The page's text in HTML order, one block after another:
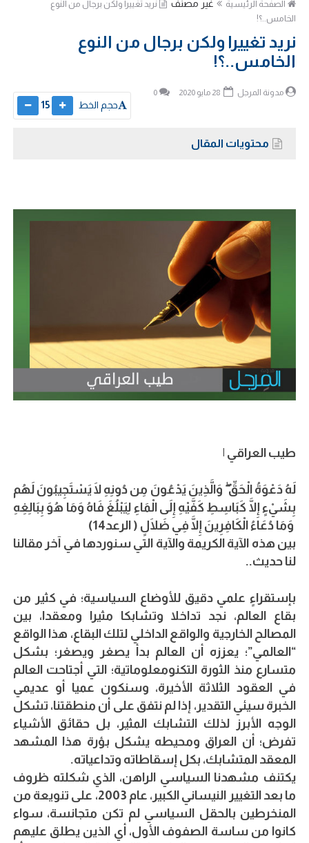
الصفحة الرئيسية غير مصنف
نريد تغييرا ولكن برجال من النوع
الخامس..؟!
نريد تغييرا ولكن برجال من النوع
الخامس..؟!
مدونة المرجل 0
حجم الخط 15
محتويات المقال
طيب العراقي |
لَهُ دَعْوَةُ الْحَقِّ ۖ وَالَّذِينَ يَدْعُونَ مِن دُونِهِ لَا يَسْتَجِيبُونَ لَهُم
بِشَيْءٍ إِلَّا كَبَاسِطِ كَفَّيْهِ إِلَى الْمَاءِ لِيَبْلُغَ فَاهُ وَمَا هُوَ بِبَالِغِهِ
ۚ وَمَا دُعَاءُ الْكَافِرِينَ إِلَّا فِي ضَلَالٍ ( الرعد14)
بين هذه الآية الكريمة والآية التي سنوردها في آخر مقالنا
لنا حديث..
بإستقراءٍ علمي دقيق للأوضاع السياسية؛ في كثير من
بقاع العالم، نجد تداخلا وتشابكا مثيرا ومعقدا، بين
المصالح الخارجية والواقع الداخلي لتلك البقاع، هذا الواقع
“العالمي”؛ يعززه أن العالم بدأ يصغر ويصغر؛ بشكل
متسارع منذ الثورة التكنومعلوماتية؛ التي أجتاحت العالم
في العقود الثلاثة الأخيرة، وسنكون عميا أو عديمي
الخبرة سيئي التقدير، إذا لم نتفق على أن منطقتنا، تشكل
الوجه الأبرز لذلك التشابك المثير، بل حقائق الأشياء
تفرض؛ أن العراق ومحيطه يشكل بؤرة هذا المشهد
المعقد المتشابك، بكل إسقاطاته وتداعياته.
يكتنف مشهدنا السياسي الراهن، الذي شكلته ظروف
ما بعد التغيير النيساني الكبير، عام 2003، على تنويعة من
المنخرطين بالحقل السياسي لم تكن متجانسة، سواء
كانوا من ساسة الصفوف الأول، أي الذين يطلق عليهم